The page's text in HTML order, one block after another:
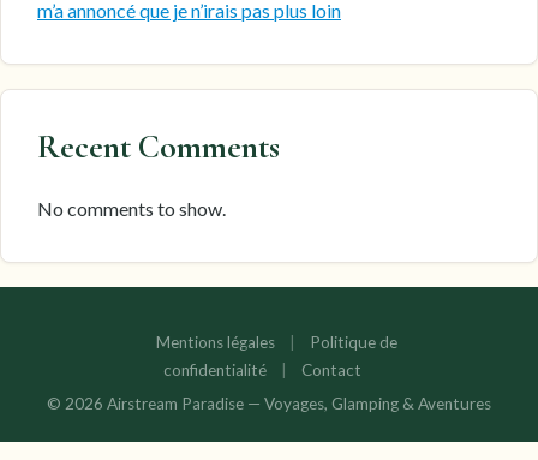
m’a annoncé que je n’irais pas plus loin
Recent Comments
No comments to show.
Mentions légales
Politique de
confidentialité
Contact
© 2026 Airstream Paradise — Voyages, Glamping & Aventures